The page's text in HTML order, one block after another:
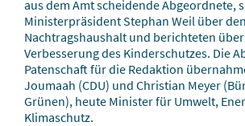
aus dem Amt scheidende Abgeordnete,
Ministerpräsident Stephan Weil über den
Nachtragshaushalt und berichteten
Verbesserung des Kinderschutzes. Die
Patenschaft für die Redaktion
Joumaah (CDU) und Christian Meyer
Grünen), heute Minister für Umwelt,
Klimaschutz.